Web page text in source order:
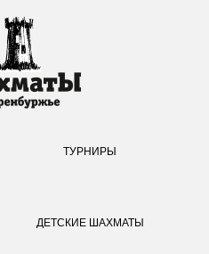
ТУРНИРЫ
ДЕТСКИЕ ШАХМАТЫ